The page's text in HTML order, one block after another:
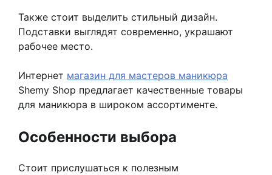
Также стоит выделить стильный дизайн.
Подставки выглядят современно, украшают
рабочее место.
Интернет магазин для мастеров маникюра
Shemy Shop предлагает качественные товары
для маникюра в широком ассортименте.
Особенности выбора
Стоит прислушаться к полезным